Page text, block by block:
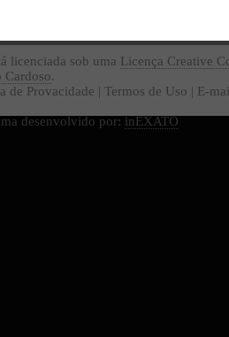
licenciada sob uma Licença Creative
Cardoso.
de Provacidade | Termos de Uso | E-
desenvolvido por: inEXATO